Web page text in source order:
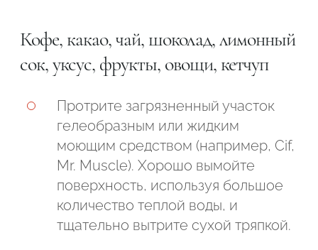
Кофе, какао, чай, шоколад, лимонный
сок, уксус, фрукты, овощи, кетчуп
Протрите загрязненный участок
гелеобразным или жидким
моющим средством (например, Cif,
Mr. Muscle). Хорошо вымойте
поверхность, используя большое
количество теплой воды, и
тщательно вытрите сухой тряпкой.